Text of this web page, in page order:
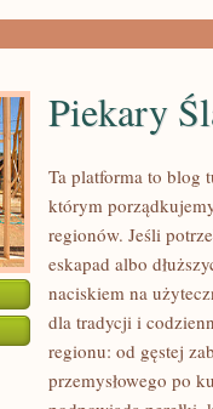
Piekary
Ta platforma to blog
którym
regionów. Jeśli
eskapad albo
naciskiem na
dla tradycji i
regionu: od gęstej
przemysłowego po